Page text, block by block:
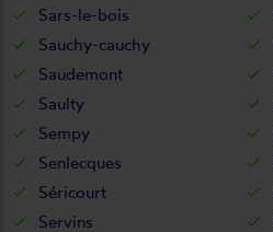
Sars-le-bois
Sauchy-cauchy
Saudemont
Saulty
Sempy
Senlecques
Séricourt
Servins